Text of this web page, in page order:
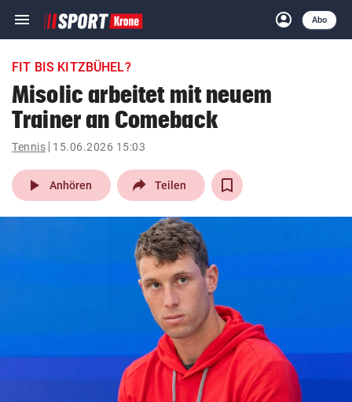
menu Navigation
ein-/ausklappen
account_circle
Anmelden
Abo
close Schließen
account_circle Anmelden
pin_drop
Wien arrow_right
bookmark
© Krone Multimedia GmbH & Co KG 2026
Muthgasse 2, 1190 Wien
FIT BIS KITZBÜHEL?
Misolic arbeitet mit neuem
Trainer an Comeback
Tennis 15.06.2026 15:03
play_arrow Anhören Teilen